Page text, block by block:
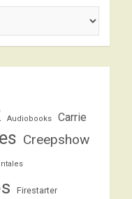
Audiobooks Carrie
Creepshow
Firestarter